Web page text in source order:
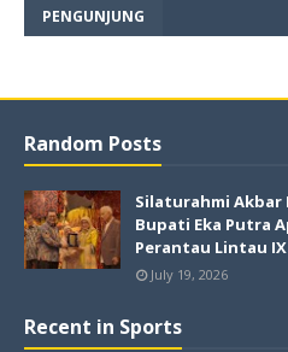
PENGUNJUNG
Random Posts
Silaturahmi Akbar
Bupati Eka Putra
Perantau Lintau
July 19, 2026
Recent in Sports